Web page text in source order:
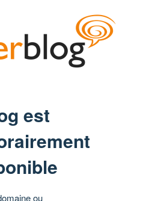
est
ou